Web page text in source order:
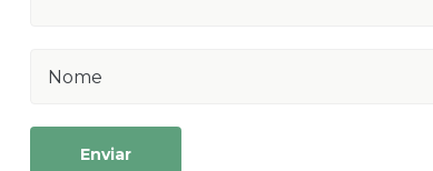
Enviar